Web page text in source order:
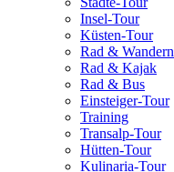
Insel-Tour
Küsten-Tour
Rad & Wandern
Rad & Kajak
Rad & Bus
Einsteiger-Tour
Training
Transalp-Tour
Hütten-Tour
Kulinaria-Tour